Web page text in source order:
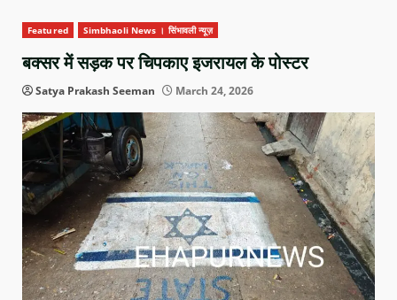
Featured Simbhaoli News । सिंभावली न्यूज़
बक्सर में सड़क पर चिपकाए इजरायल के पोस्टर
Satya Prakash Seeman March 24, 2026